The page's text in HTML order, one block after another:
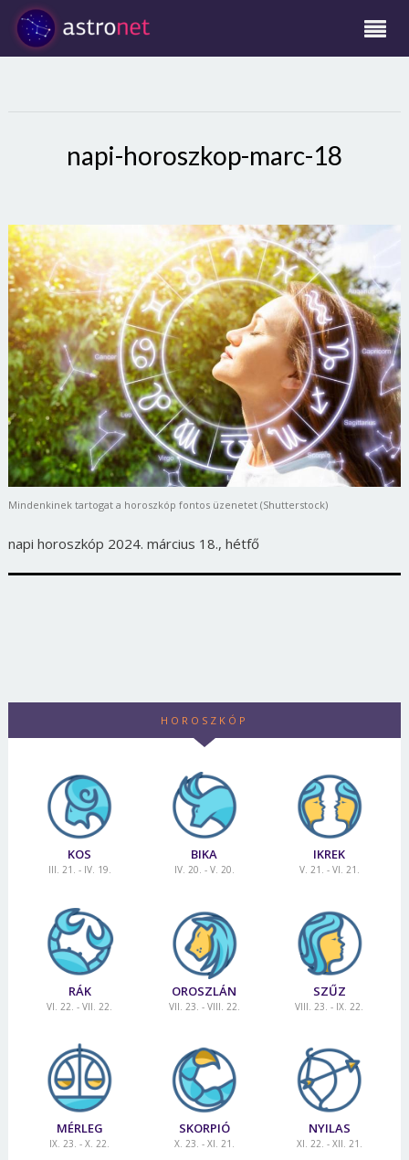
napi-horoszkop-marc-18
Mindenkinek tartogat a horoszkóp fontos üzenetet (Shutterstock)
napi horoszkóp 2024. március 18., hétfő
HOROSZKÓP
KOS
III. 21. - IV. 19.
BIKA
IV. 20. - V. 20.
IKREK
V. 21. - VI. 21.
RÁK
VI. 22. - VII. 22.
OROSZLÁN
VII. 23. - VIII. 22.
SZŰZ
VIII. 23. - IX. 22.
MÉRLEG
IX. 23. - X. 22.
SKORPIÓ
X. 23. - XI. 21.
NYILAS
XI. 22. - XII. 21.